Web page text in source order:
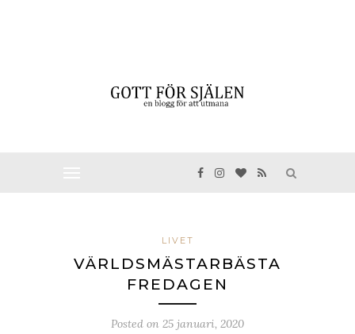
LIVET
VÄRLDSMÄSTARBÄSTA
FREDAGEN
Posted on 25 januari, 2020